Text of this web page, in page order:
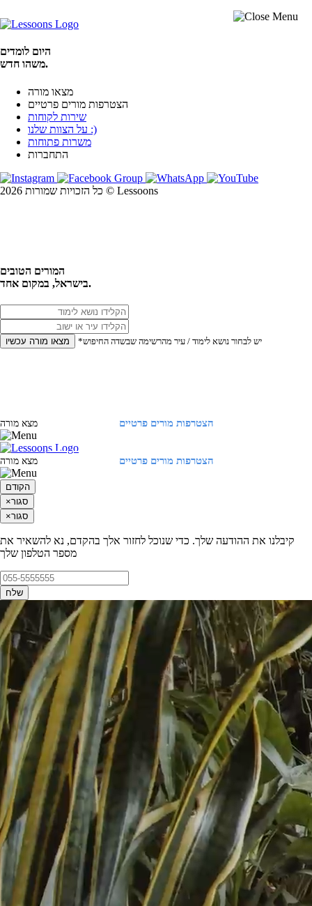
היום לומדים
משהו חדש.
מצאו מורה
הצטרפות מורים פרטיים
שירות לקוחות
על הצוות שלנו :)
משרות פתוחות
התחברות
כל הזכויות שמורות 2026 © Lessoons
המורים הטובים
בישראל, במקום אחד.
מצאו מורה עכשיו *יש לבחור נושא לימוד / עיר מהרשימה שבשדה החיפוש
הצטרפות מורים פרטיים מצא מורה
הצטרפות מורים פרטיים מצא מורה
הקודם
×סגור
×סגור
קיבלנו את ההודעה שלך. כדי שנוכל לחזור אלך בהקדם, נא להשאיר את
מספר הטלפון שלך
שלח